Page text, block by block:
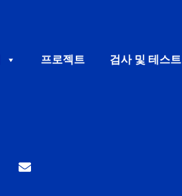
프로젝트 검사 및 테스트